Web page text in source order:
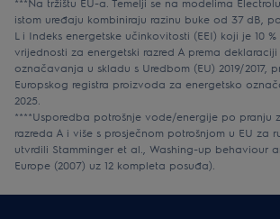
istom uređaju kombiniraju razinu buke od 37 dB,
L i Indeks energetske učinkovitosti (EEI) koji je 10
vrijednosti za energetski razred A prema
označavanja u skladu s Uredbom (EU) 2019/2017,
Europskog registra proizvoda za energetsko
2025.
****Usporedba potrošnje vode/energije po pranju
razreda A i više s prosječnom potrošnjom u EU za
utvrdili Stamminger et al., Washing-up behaviour
Europe (2007) uz 12 kompleta posuđa).